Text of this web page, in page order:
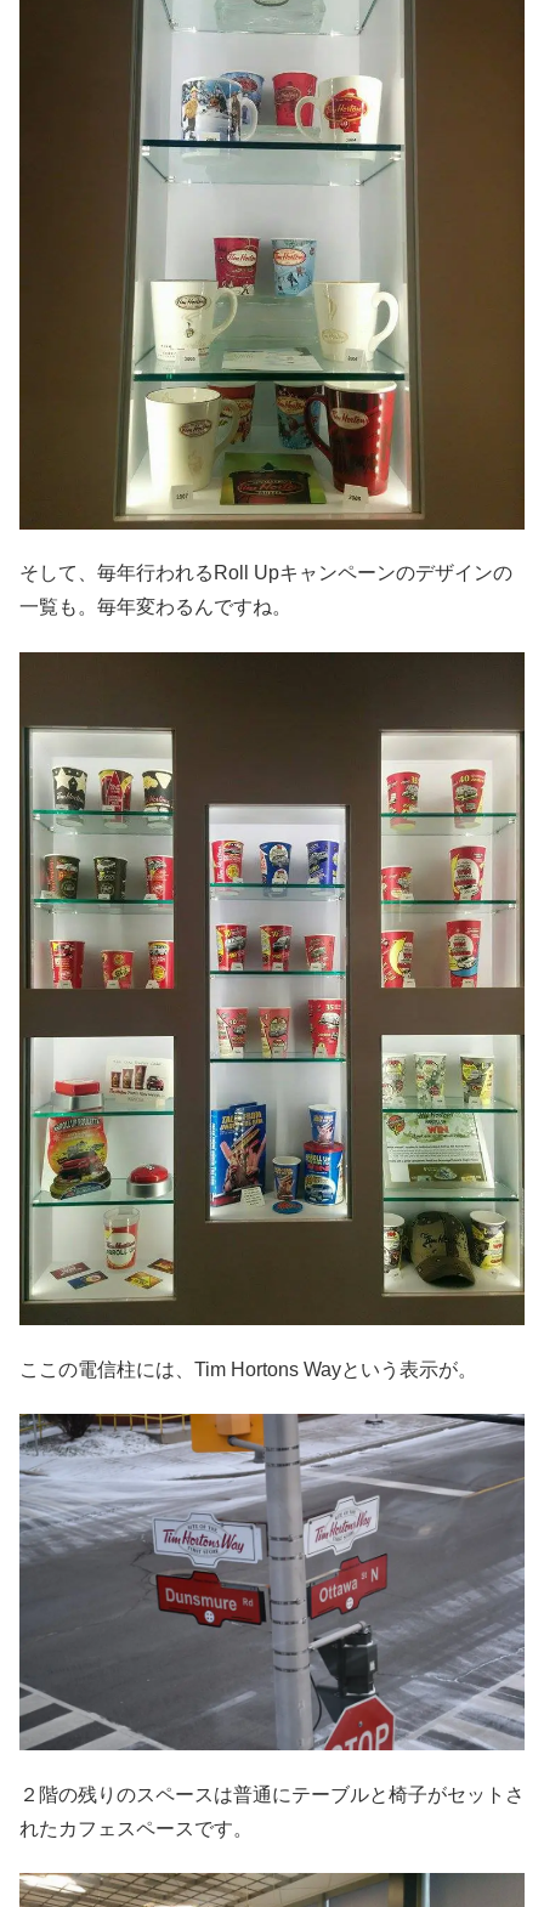
そして、毎年行われるRoll Upキャンペーンのデザインの
一覧も。毎年変わるんですね。
ここの電信柱には、Tim Hortons Wayという表示が。
２階の残りのスペースは普通にテーブルと椅子がセットさ
れたカフェスペースです。